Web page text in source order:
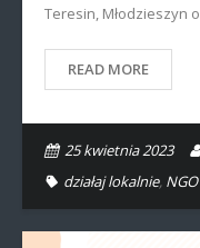
Teresin, Młodzieszyn
READ MORE
25 kwietnia 2023
działaj lokalnie,